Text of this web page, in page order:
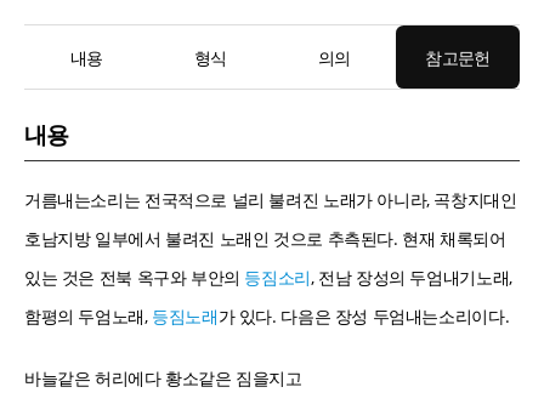
내용 형식 의의 참고문헌
내용
거름내는소리는 전국적으로 널리 불려진 노래가 아니라, 곡창지대인
호남지방 일부에서 불려진 노래인 것으로 추측된다. 현재 채록되어
있는 것은 전북 옥구와 부안의 등짐소리, 전남 장성의 두엄내기노래,
함평의 두엄노래, 등짐노래가 있다. 다음은 장성 두엄내는소리이다.
바늘같은 허리에다 황소같은 짐을지고